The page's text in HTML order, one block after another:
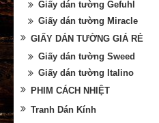
Giấy dán tường Gefuhl
Giấy dán tường Miracle
GIẤY DÁN TƯỜNG GIÁ RẺ
Giấy dán tường Sweed
Giấy dán tường Italino
PHIM CÁCH NHIỆT
Tranh Dán Kính